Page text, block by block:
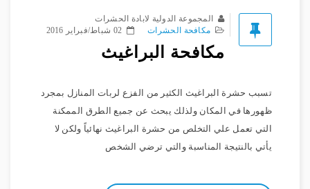
المجموعة الدولية لابادة الحشرات
مكافحة الحشرات
02 شباط/فبراير 2016
مكافحة البراغيث
تسبب حشرة البراغيث الكثير من الفزع لربات المنازل بمجرد
ظهورها في المكان ولذلك يبحث عن جميع الطرق الممكنة
التي تعمل علي التخلص من حشرة البراغيث نهائياً ولكن لا
يأتي بالنتيجة المناسبة والتي ترضي الشخص